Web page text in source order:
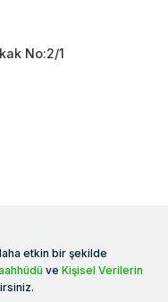
No:2/1
etkin bir şekilde
ve Kişisel Verilerin